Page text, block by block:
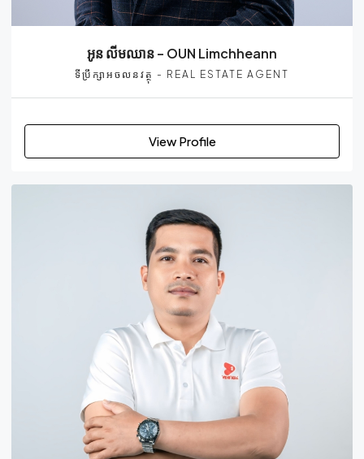
អូន លីមឈាន – OUN Limchheann
ទីប្រឹក្សាអចលនវត្ថុ - REAL ESTATE AGENT
View Profile